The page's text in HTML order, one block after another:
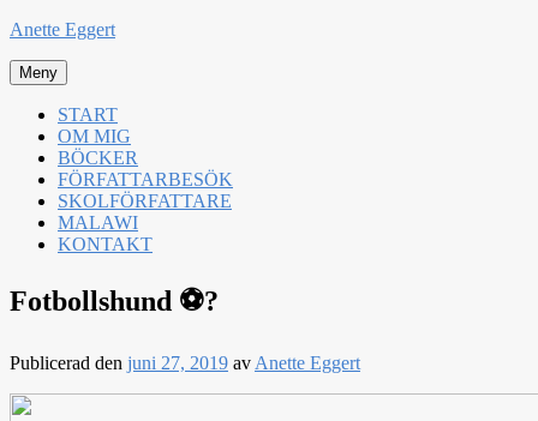
Hoppa
innehåll
Anette Eggert
Meny
START
OM MIG
BÖCKER
FÖRFATTARBESÖK
SKOLFÖRFATTARE
MALAWI
KONTAKT
Fotbollshund ⚽️?
Publicerad den juni 27, 2019 av Anette Eggert